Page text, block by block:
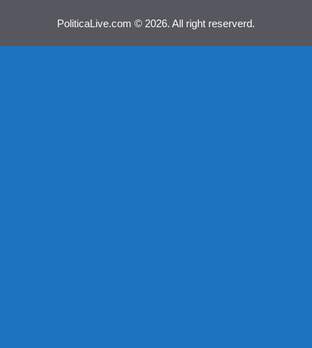
PoliticaLive.com © 2026. All right reserverd.